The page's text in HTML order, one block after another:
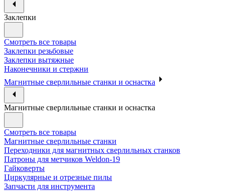
Заклепки
Смотреть все товары
Заклепки резьбовые
Заклепки вытяжные
Наконечники и стержни
Магнитные сверлильные станки и оснастка
Магнитные сверлильные станки и оснастка
Смотреть все товары
Магнитные сверлильные станки
Переходники для магнитных сверлильных станков
Патроны для метчиков Weldon-19
Гайковерты
Циркулярные и отрезные пилы
Запчасти для инструмента